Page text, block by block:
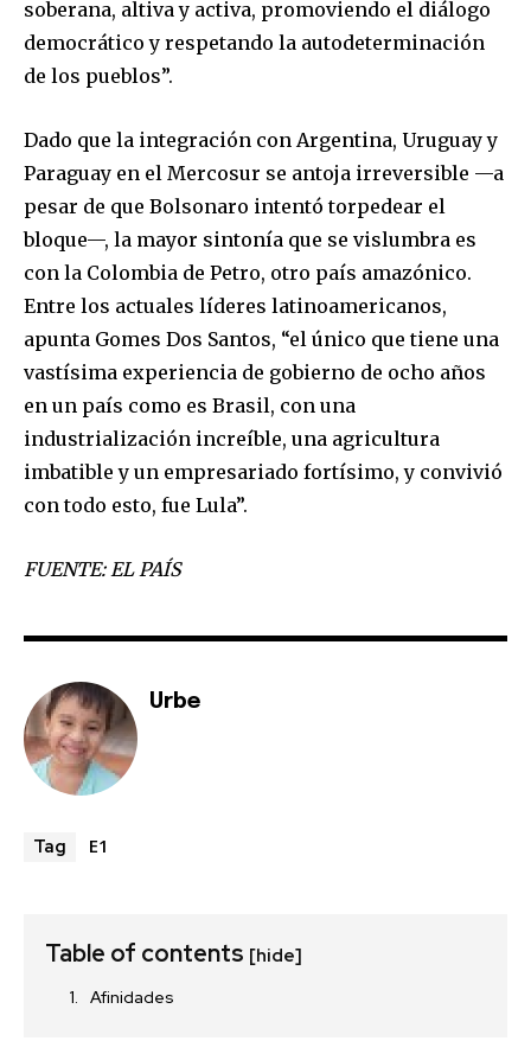
soberana, altiva y activa, promoviendo el diálogo
democrático y respetando la autodeterminación
de los pueblos”.
Dado que la integración con Argentina, Uruguay y
Paraguay en el Mercosur se antoja irreversible —a
pesar de que Bolsonaro intentó torpedear el
bloque—, la mayor sintonía que se vislumbra es
con la Colombia de Petro, otro país amazónico.
Entre los actuales líderes latinoamericanos,
apunta Gomes Dos Santos, “el único que tiene una
vastísima experiencia de gobierno de ocho años
en un país como es Brasil, con una
industrialización increíble, una agricultura
imbatible y un empresariado fortísimo, y convivió
con todo esto, fue Lula”.
FUENTE: EL PAÍS
Urbe
Tag E1
Table of contents [hide]
Afinidades